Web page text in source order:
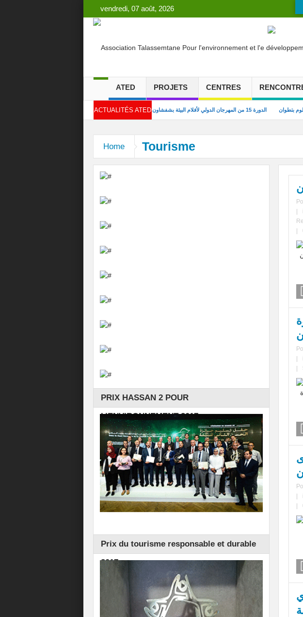
vendredi, 07 août, 2026
ATED PROJETS CENTRES
ACTUALITÉS ATED الدورة 15 من المهرجان الدولي لأفلام البيئة بشفشاون بتطوان
للبيئة والتنمية بندوة بطنجة بمداخلة حول ظاهرة زواج القاصرات
التعاونية الغابوية (مستقبل أمكري ) حول تقنيات اخماد حرائق الغابة
أسبوع تحت شعار: من أجل إصلاح شامل لمدونة الأسرة… صوتنا مهم
Home Tourisme
PRIX HASSAN 2 POUR
L’ENVIRONNEMENT 2017
Prix du tourisme responsable et durable
2017